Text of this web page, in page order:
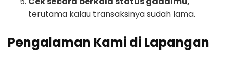
terutama kalau transaksinya sudah lama.
Pengalaman Kami di Lapangan